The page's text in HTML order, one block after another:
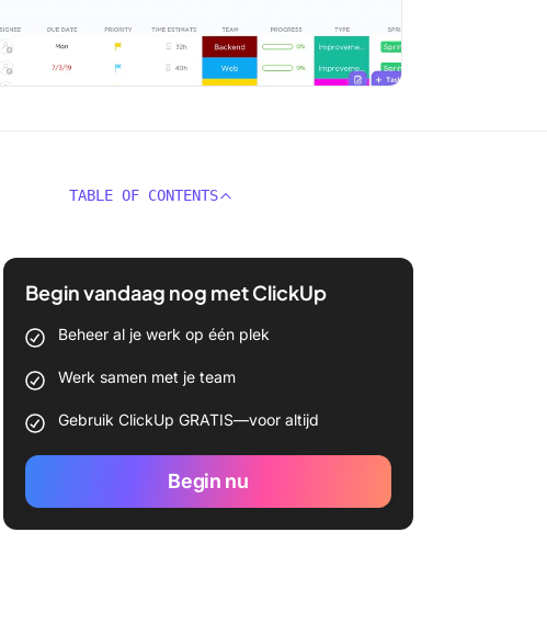
TABLE OF CONTENTS
Begin vandaag nog met ClickUp
Beheer al je werk op één plek
Werk samen met je team
Gebruik ClickUp GRATIS—voor altijd
Begin nu